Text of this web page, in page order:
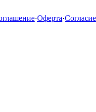
·Оферта·Согласие